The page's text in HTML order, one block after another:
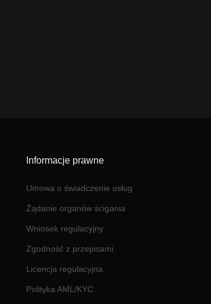
Informacje prawne
Umowa o świadczenie usług
Żądanie organów ścigania
Wniosek regulacyjny
Zgodność z przepisami
Licencja regulacyjna
Polityka AML/KYC